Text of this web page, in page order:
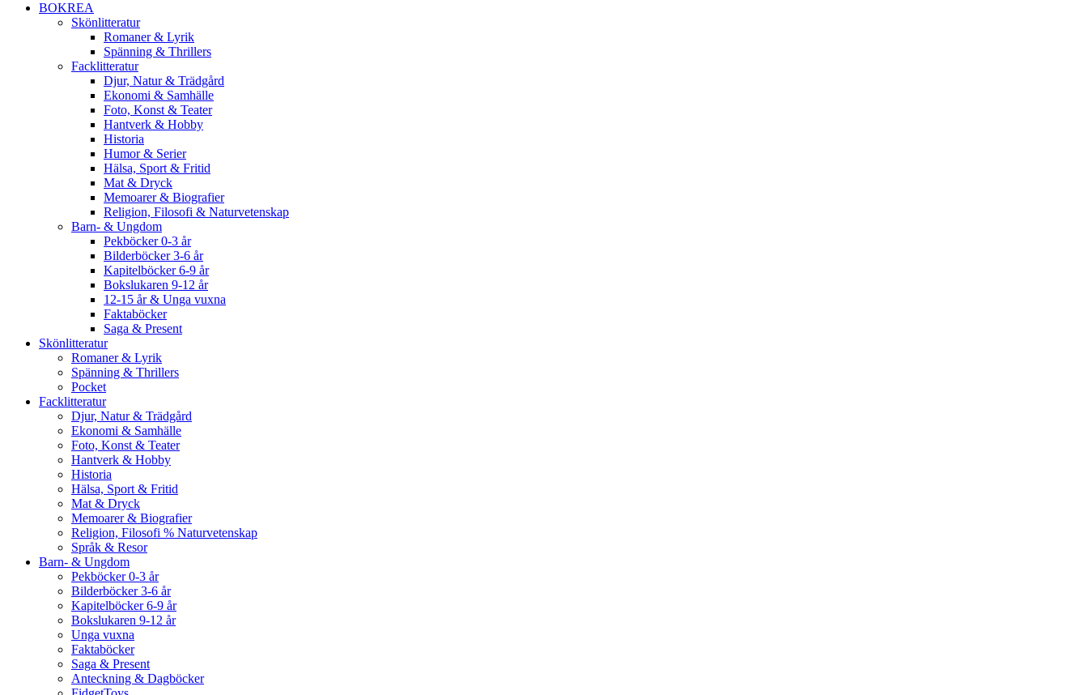
BOKREA
Skönlitteratur
Romaner & Lyrik
Spänning & Thrillers
Facklitteratur
Djur, Natur & Trädgård
Ekonomi & Samhälle
Foto, Konst & Teater
Hantverk & Hobby
Historia
Humor & Serier
Hälsa, Sport & Fritid
Mat & Dryck
Memoarer & Biografier
Religion, Filosofi & Naturvetenskap
Barn- & Ungdom
Pekböcker 0-3 år
Bilderböcker 3-6 år
Kapitelböcker 6-9 år
Bokslukaren 9-12 år
12-15 år & Unga vuxna
Faktaböcker
Saga & Present
Skönlitteratur
Romaner & Lyrik
Spänning & Thrillers
Pocket
Facklitteratur
Djur, Natur & Trädgård
Ekonomi & Samhälle
Foto, Konst & Teater
Hantverk & Hobby
Historia
Hälsa, Sport & Fritid
Mat & Dryck
Memoarer & Biografier
Religion, Filosofi % Naturvetenskap
Språk & Resor
Barn- & Ungdom
Pekböcker 0-3 år
Bilderböcker 3-6 år
Kapitelböcker 6-9 år
Bokslukaren 9-12 år
Unga vuxna
Faktaböcker
Saga & Present
Anteckning & Dagböcker